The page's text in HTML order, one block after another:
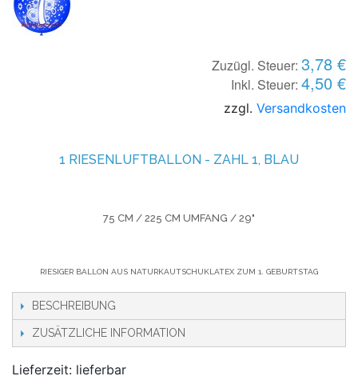
Zuzügl. Steuer: 3,78 €
Inkl. Steuer: 4,50 €
zzgl. Versandkosten
1 RIESENLUFTBALLON - ZAHL 1, BLAU
75 CM / 225 CM UMFANG / 29"
RIESIGER BALLON AUS NATURKAUTSCHUKLATEX ZUM 1. GEBURTSTAG
BESCHREIBUNG
ZUSÄTZLICHE INFORMATION
Lieferzeit: lieferbar